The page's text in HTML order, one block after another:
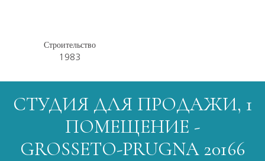
Строительство
1983
СТУДИЯ ДЛЯ ПРОДАЖИ, 1
ПОМЕЩЕНИЕ -
GROSSETO-PRUGNA 20166